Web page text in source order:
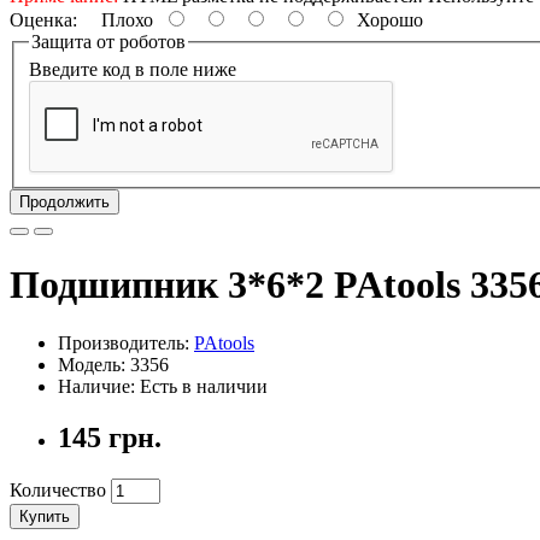
Оценка: Плохо
Хорошо
Защита от роботов
Введите код в поле ниже
Продолжить
Подшипник 3*6*2 PAtools
Производитель: PAtools
Модель: 3356
Наличие: Есть в наличии
145 грн.
Количество
Купить